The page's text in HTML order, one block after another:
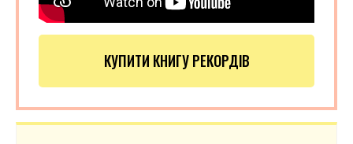
КУПИТИ КНИГУ РЕКОРДІВ